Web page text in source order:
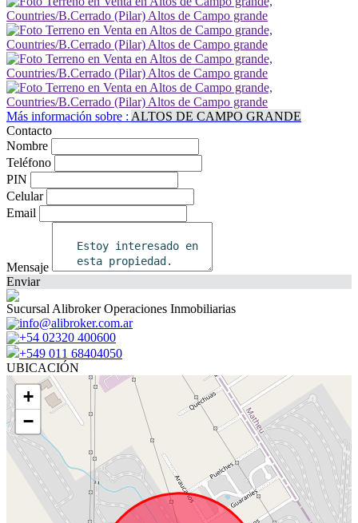
Más información sobre : ALTOS DE CAMPO GRANDE
Contacto
Nombre
Teléfono
PIN
Celular
Email
Mensaje
Enviar
Sucursal Alibroker Operaciones Inmobiliarias
info@alibroker.com.ar
+54 02320 400600
+549 011 68404050
UBICACIÓN
+
−